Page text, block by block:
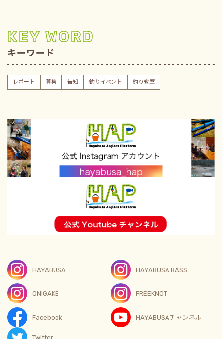
KEY WORD
キーワード
レポート 募集 告知 釣りイベント 釣り教室
HAYABUSA HAYABUSA BASS
ONIGAKE FREEKNOT
Facebook HAYABUSAチャンネル
Twitter